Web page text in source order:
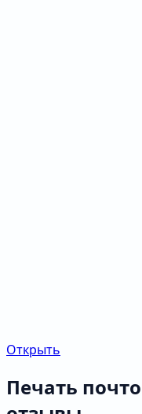
Открыть
Печать